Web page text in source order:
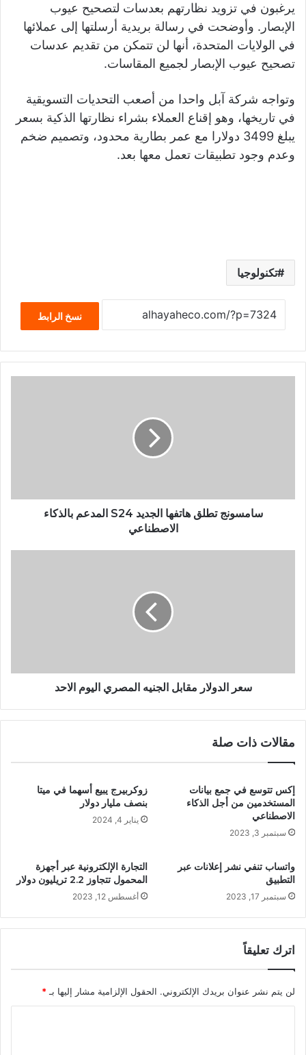
يرغبون في تزويد نظارتهم بعدسات لتصحيح عيوب
الإبصار. وأوضحت في رسالة بريدية أرسلتها إلى عملائها
في الولايات المتحدة، أنها لن تتمكن من تقديم عدسات
تصحيح عيوب الإبصار لجميع المقاسات.
وتواجه شركة آبل واحدا من أصعب التحديات التسويقية
في تاريخها، وهو إقناع العملاء بشراء نظارتها الذكية بسعر
يبلغ 3499 دولارا مع عمر بطارية محدود، وتصميم ضخم
وعدم وجود تطبيقات تعمل معها بعد.
تكنولوجيا
نسخ الرابط
سامسونج تطلق هاتفها الجديد S24 المدعم بالذكاء
الاصطناعي
سعر الدولار مقابل الجنيه المصري اليوم الاحد
مقالات ذات صلة
إكس تتوسع في جمع بيانات
المستخدمين من أجل الذكاء
الاصطناعي
سبتمبر 3, 2023
زوكربيرج يبيع أسهما في ميتا
بنصف مليار دولار
يناير 4, 2024
واتساب تنفي نشر إعلانات عبر
التطبيق
سبتمبر 17, 2023
التجارة الإلكترونية عبر أجهزة
المحمول تتجاوز 2.2 تريليون دولار
أغسطس 12, 2023
اترك تعليقاً
لن يتم نشر عنوان بريدك الإلكتروني. الحقول الإلزامية مشار إليها بـ *